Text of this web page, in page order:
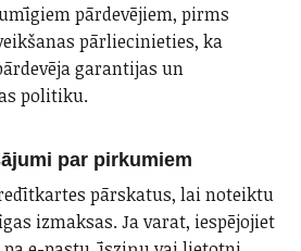
pārdevējiem, pirms
pārliecinieties, ka
garantijas un
politiku.
par pirkumiem
pārskatus, lai noteiktu
izmaksas. Ja varat, iespējojiet